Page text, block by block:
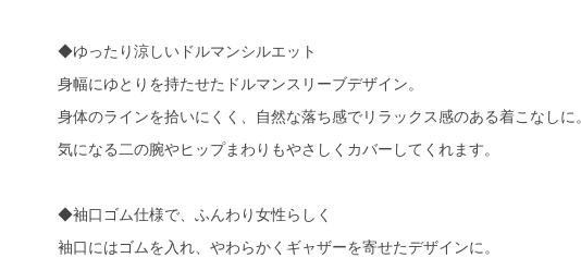
◆ゆったり涼しいドルマンシルエット
身幅にゆとりを持たせたドルマンスリーブデザイン。
身体のラインを拾いにくく、自然な落ち感でリラックス感のある着こなしに。
気になる二の腕やヒップまわりもやさしくカバーしてくれます。
◆袖口ゴム仕様で、ふんわり女性らしく
袖口にはゴムを入れ、やわらかくギャザーを寄せたデザインに。